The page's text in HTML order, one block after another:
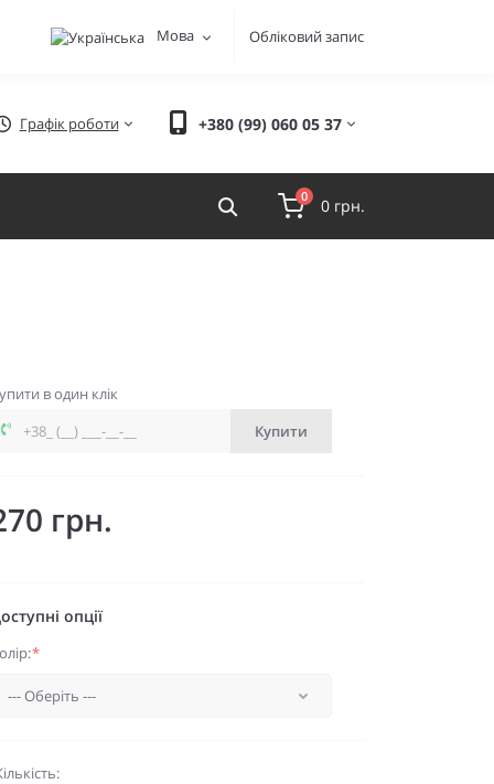
Мова Обліковий запис
Графік роботи +380 (99) 060 05 37
0 0 грн.
в один клік
Купити
грн.
опції
*